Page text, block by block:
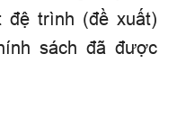
đệ trình (đề xuất)
sách đã được